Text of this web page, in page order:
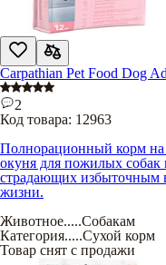
Carpathian Pet Food Dog
2
Код товара: 12963
Полнорационный корм на
окуня для пожилых собак
страдающих избыточным
жизни.
Животное.....Собакам
Категория.....Сухой корм
Товар снят с продажи